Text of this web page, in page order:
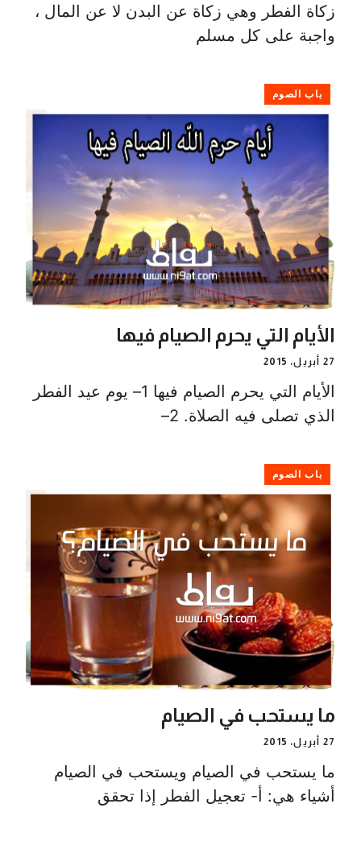
زكاة الفطر وهي زكاة عن البدن لا عن المال ،
واجبة على كل مسلم
باب الصوم
الأيام التي يحرم الصيام فيها
27 أبريل، 2015
الأيام التي يحرم الصيام فيها 1– يوم عيد الفطر
الذي تصلى فيه الصلاة. 2–
باب الصوم
ما يستحب في الصيام
27 أبريل، 2015
ما يستحب في الصيام ويستحب في الصيام
أشياء هي: أ- تعجيل الفطر إذا تحقق